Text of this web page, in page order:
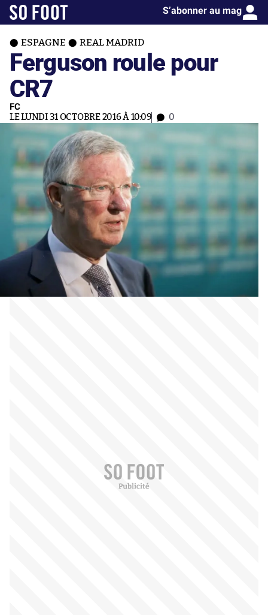
S’abonner au mag
ESPAGNE REAL MADRID
Ferguson roule pour
CR7
FC
LE LUNDI 31 OCTOBRE 2016 À 10:09 0